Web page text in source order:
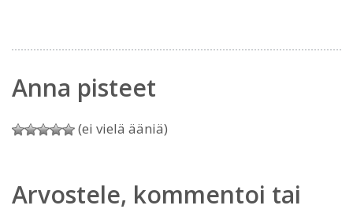
Anna pisteet
(ei vielä ääniä)
Arvostele, kommentoi tai